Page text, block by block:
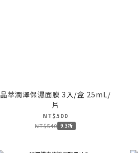
晶萃潤澤保濕面膜 3入/盒 25mL/
片
NT$500
NT$540 9.3折